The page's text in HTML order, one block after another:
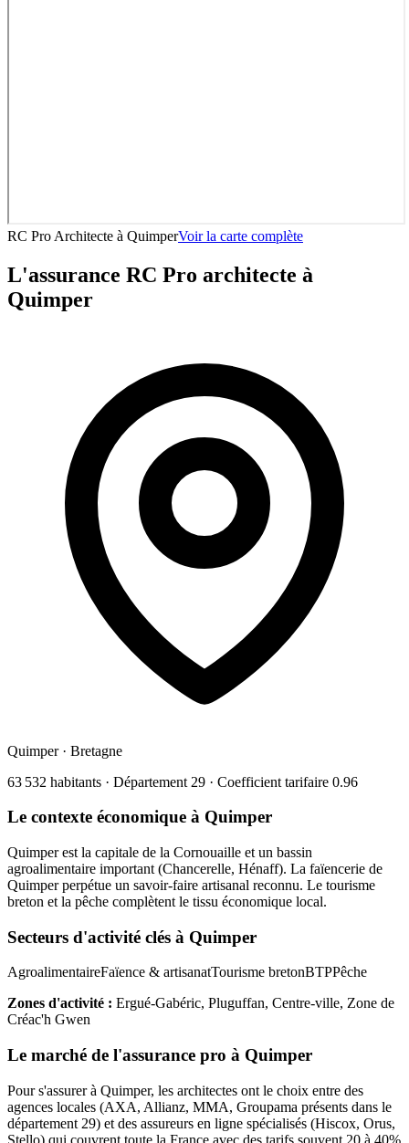
RC Pro Architecte à QuimperVoir la carte complète
L'assurance RC Pro architecte à
Quimper
Quimper· Bretagne
63 532 habitants · Département 29 · Coefficient tarifaire 0.96
Le contexte économique à Quimper
Quimper est la capitale de la Cornouaille et un bassin
agroalimentaire important (Chancerelle, Hénaff). La faïencerie de
Quimper perpétue un savoir-faire artisanal reconnu. Le tourisme
breton et la pêche complètent le tissu économique local.
Secteurs d'activité clés à Quimper
AgroalimentaireFaïence & artisanatTourisme bretonBTPPêche
Zones d'activité : Ergué-Gabéric, Pluguffan, Centre-ville, Zone de
Créac'h Gwen
Le marché de l'assurance pro à Quimper
Pour s'assurer à Quimper, les architectes ont le choix entre des
agences locales (AXA, Allianz, MMA, Groupama présents dans le
département 29) et des assureurs en ligne spécialisés (Hiscox, Orus,
Stello) qui couvrent toute la France avec des tarifs souvent 20 à 40%